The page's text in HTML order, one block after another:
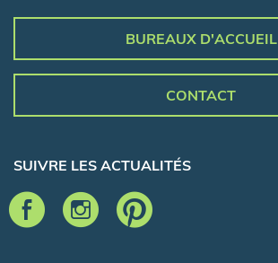
BUREAUX D'ACCUEIL
CONTACT
SUIVRE LES ACTUALITÉS